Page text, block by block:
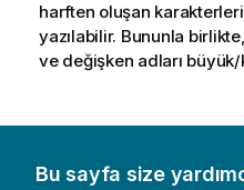
harften oluşan
yazılabilir. Bununla
ve değişken adları
Bu sayfa size